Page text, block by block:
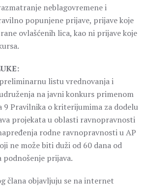
neblagovremene i
popunjene prijave, prijave koje
ovlašćenih lica, kao ni prijave koje
listu vrednovanja i
na javni konkurs primenom
9 Pravilnika o kriterijumima za dodelu
projekata u oblasti ravnopravnosti
rodne ravnopravnosti u AP
ne može biti duži od 60 dana od
podnošenje prijava.
člana objavljuju se na internet